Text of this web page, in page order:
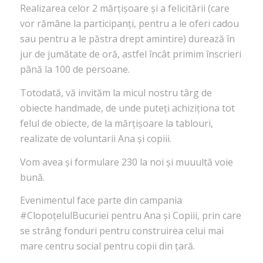
Realizarea celor 2 mărțișoare și a felicitării (care
vor rămâne la participanți, pentru a le oferi cadou
sau pentru a le păstra drept amintire) durează în
jur de jumătate de oră, astfel încât primim înscrieri
până la 100 de persoane.
Totodată, vă invităm la micul nostru târg de
obiecte handmade, de unde puteți achiziționa tot
felul de obiecte, de la mărțișoare la tablouri,
realizate de voluntarii Ana și copiii.
Vom avea și formulare 230 la noi și muuultă voie
bună.
Evenimentul face parte din campania
#ClopoțelulBucuriei pentru Ana și Copiii, prin care
se strâng fonduri pentru construirea celui mai
mare centru social pentru copii din țară.